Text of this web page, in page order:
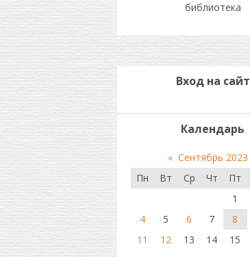
библиотека
Вход на сайт
Календарь
« Сентябрь 2023
Пн
Вт Ср Чт Пт
1
4
5 6 7 8
11
12 13 14 15